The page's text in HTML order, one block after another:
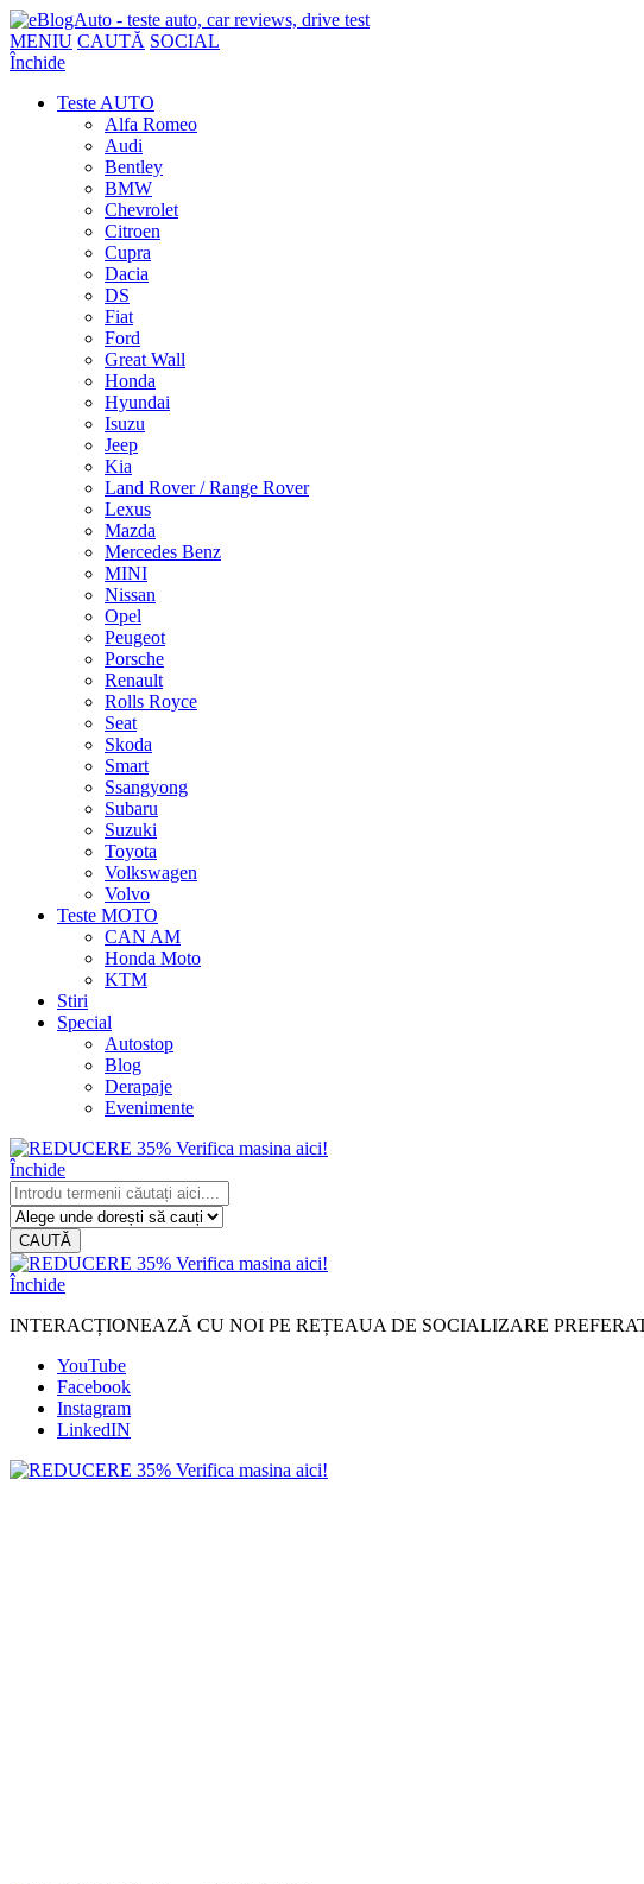
MENIU CAUTĂ SOCIAL
Închide
Teste AUTO
Alfa Romeo
Audi
Bentley
BMW
Chevrolet
Citroen
Cupra
Dacia
DS
Fiat
Ford
Great Wall
Honda
Hyundai
Isuzu
Jeep
Kia
Land Rover / Range Rover
Lexus
Mazda
Mercedes Benz
MINI
Nissan
Opel
Peugeot
Porsche
Renault
Rolls Royce
Seat
Skoda
Smart
Ssangyong
Subaru
Suzuki
Toyota
Volkswagen
Volvo
Teste MOTO
CAN AM
Honda Moto
KTM
Stiri
Special
Autostop
Blog
Derapaje
Evenimente
Închide
CAUTĂ
Închide
INTERACȚIONEAZĂ CU NOI PE REȚEAUA DE SOCIALIZARE
YouTube
Facebook
Instagram
LinkedIN